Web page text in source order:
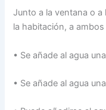
Junto a la ventana o a
la habitación, a
• Se añade al agua
• Se añade al agua